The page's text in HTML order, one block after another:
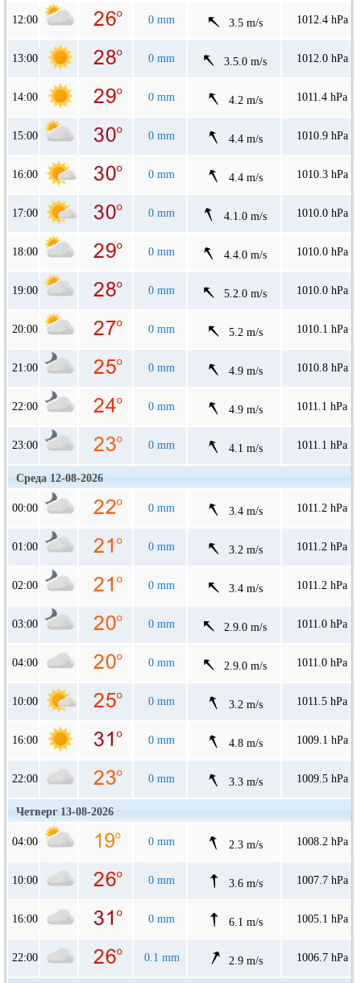
12:00 0 mm 3.5 m/s 1012.4 hPa
13:00 0 mm 3.5.0 m/s 1012.0 hPa
14:00 0 mm 4.2 m/s 1011.4 hPa
15:00 0 mm 4.4 m/s 1010.9 hPa
16:00 0 mm 4.4 m/s 1010.3 hPa
17:00 0 mm 4.1.0 m/s 1010.0 hPa
18:00 0 mm 4.4.0 m/s 1010.0 hPa
19:00 0 mm 5.2.0 m/s 1010.0 hPa
20:00 0 mm 5.2 m/s 1010.1 hPa
21:00 0 mm 4.9 m/s 1010.8 hPa
22:00 0 mm 4.9 m/s 1011.1 hPa
23:00 0 mm 4.1 m/s 1011.1 hPa
Среда 12-08-2026
00:00 0 mm 3.4 m/s 1011.2 hPa
01:00 0 mm 3.2 m/s 1011.2 hPa
02:00 0 mm 3.4 m/s 1011.2 hPa
03:00 0 mm 2.9.0 m/s 1011.0 hPa
04:00 0 mm 2.9.0 m/s 1011.0 hPa
10:00 0 mm 3.2 m/s 1011.5 hPa
16:00 0 mm 4.8 m/s 1009.1 hPa
22:00 0 mm 3.3 m/s 1009.5 hPa
Четверг 13-08-2026
04:00 0 mm 2.3 m/s 1008.2 hPa
10:00 0 mm 3.6 m/s 1007.7 hPa
16:00 0 mm 6.1 m/s 1005.1 hPa
22:00 0.1 mm 2.9 m/s 1006.7 hPa